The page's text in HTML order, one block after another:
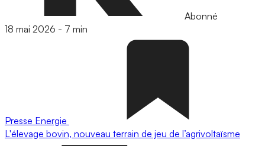
Abonné
18 mai 2026 - 7 min
Presse Energie
L'élevage bovin, nouveau terrain de jeu de l’agrivoltaïsme